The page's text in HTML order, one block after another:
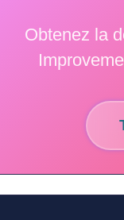
Obtenez la